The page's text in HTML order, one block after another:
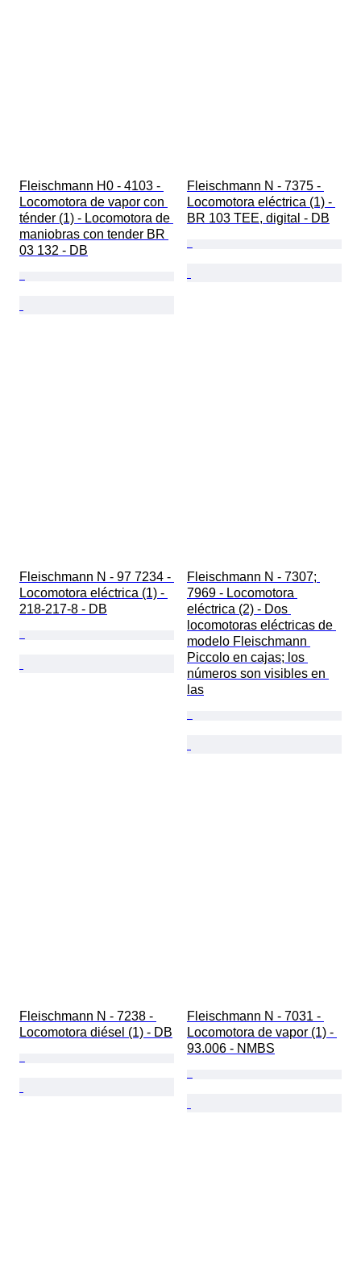
Fleischmann H0 - 4103 -
Locomotora de vapor con
ténder (1) - Locomotora de
maniobras con tender BR
03 132 - DB
Fleischmann N - 7375 -
Locomotora eléctrica (1) -
BR 103 TEE, digital - DB
Fleischmann N - 97 7234 -
Locomotora eléctrica (1) -
218-217-8 - DB
Fleischmann N - 7307;
7969 - Locomotora
eléctrica (2) - Dos
locomotoras eléctricas de
modelo Fleischmann
Piccolo en cajas; los
números son visibles en
las
Fleischmann N - 7238 -
Locomotora diésel (1) - DB
Fleischmann N - 7031 -
Locomotora de vapor (1) -
93.006 - NMBS